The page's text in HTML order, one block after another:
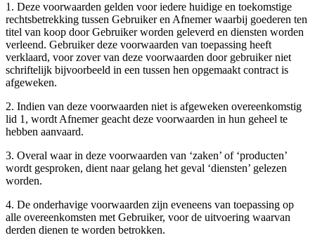
1. Deze voorwaarden gelden voor iedere huidige en toekomstige
rechtsbetrekking tussen Gebruiker en Afnemer waarbij goederen ten
titel van koop door Gebruiker worden geleverd en diensten worden
verleend. Gebruiker deze voorwaarden van toepassing heeft
verklaard, voor zover van deze voorwaarden door gebruiker niet
schriftelijk bijvoorbeeld in een tussen hen opgemaakt contract is
afgeweken.
2. Indien van deze voorwaarden niet is afgeweken overeenkomstig
lid 1, wordt Afnemer geacht deze voorwaarden in hun geheel te
hebben aanvaard.
3. Overal waar in deze voorwaarden van ‘zaken’ of ‘producten’
wordt gesproken, dient naar gelang het geval ‘diensten’ gelezen
worden.
4. De onderhavige voorwaarden zijn eveneens van toepassing op
alle overeenkomsten met Gebruiker, voor de uitvoering waarvan
derden dienen te worden betrokken.